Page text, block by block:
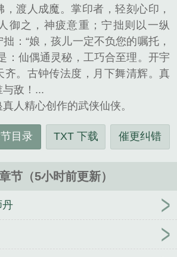
渡人成魔。掌印者，轻刻心印，
御之，神疲意重；宁拙则以一纵
：“娘，孩儿一定不负您的嘱托，
：仙偶通灵秘，工巧合至理。开宇
齐。古钟传法度，月下舞清辉。真
敌！...
真人精心创作的武侠仙侠。
目录 TXT 下载 催更纠错
节（5小时前更新）
丹